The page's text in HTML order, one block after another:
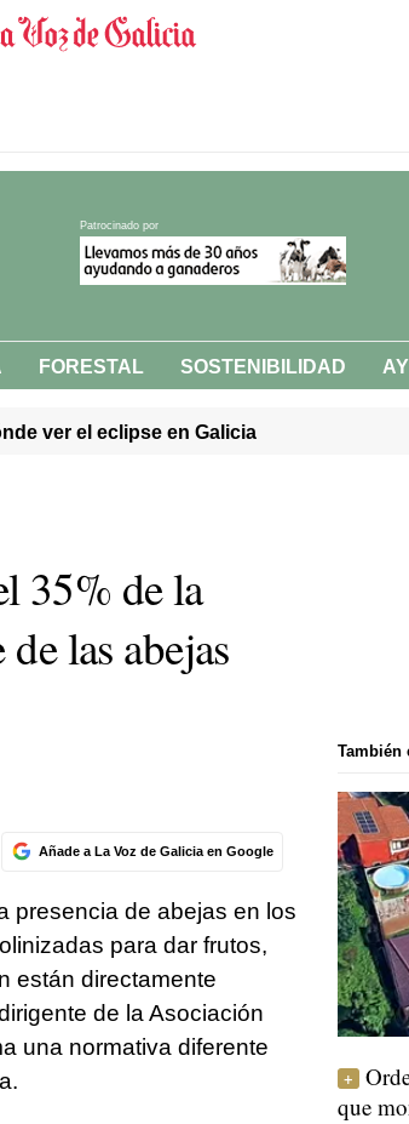
Patrocinado por
FORESTAL SOSTENIBILIDAD
ver el eclipse en Galicia
35% de la
las abejas
Añade a La Voz de Galicia en Google
presencia de abejas en los
para dar frutos,
están directamente
de la Asociación
una normativa diferente
También
que